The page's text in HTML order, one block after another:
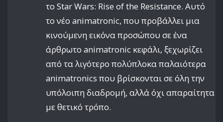
το Star Wars: Rise of the Resistance. Αυτό
το νέο animatronic, που προβάλλει μια
κινούμενη εικόνα προσώπου σε ένα
άρθρωτο animatronic κεφάλι, ξεχωρίζει
από τα λιγότερο πολύπλοκα παλαιότερα
animatronics που βρίσκονται σε όλη την
υπόλοιπη διαδρομή, αλλά όχι απαραίτητα
με θετικό τρόπο.